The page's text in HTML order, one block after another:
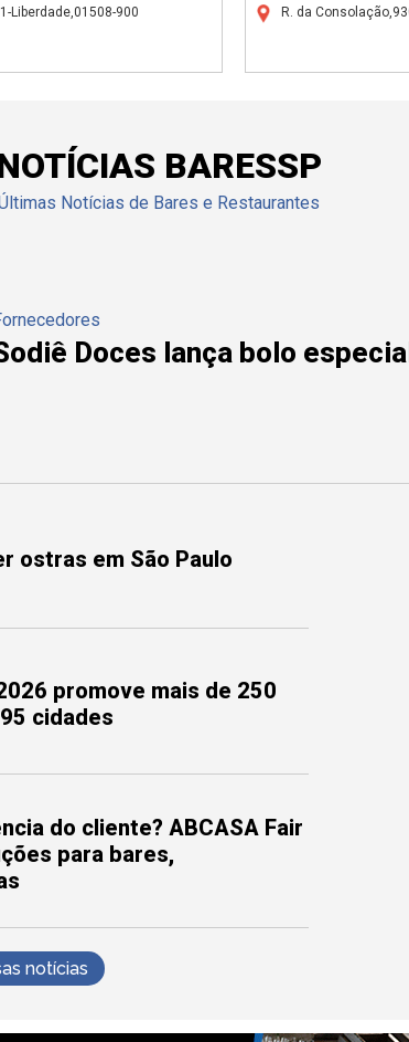
Liberdade,01508-900
R. da
BARESSP
Notícias de Bares e Restaurantes
Doces lança bolo
ostras em São Paulo
promove mais de 250
cidades
do cliente? ABCASA Fair
para bares,
notícias